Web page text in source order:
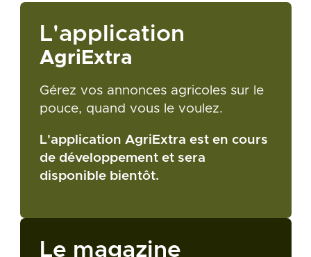
L'application
AgriExtra
Gérez vos annonces agricoles sur le
pouce, quand vous le voulez.
L'application AgriExtra est en cours
de développement et sera
disponible bientôt.
Le magazine